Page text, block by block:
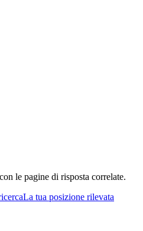
le pagine di risposta correlate.
La tua posizione rilevata